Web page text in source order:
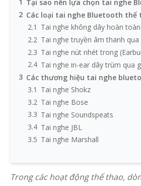
1 Tại sao nên lựa chọn tai nghe
2 Các loại tai nghe Bluetooth thể
2.1 Tai nghe không dây hoàn
2.2 Tai nghe truyền âm thanh
2.3 Tai nghe nút nhét trong
2.4 Tai nghe in-ear dây trùm qua
3 Các thương hiệu tai nghe
3.1 Tai nghe Shokz
3.2 Tai nghe Bose
3.3 Tai nghe Soundspeats
3.4 Tai nghe JBL
3.5 Tai nghe Marshall
3.7 Tai nghe Sony
3.8 Tai nghe Aukey
Trong các hoạt động thể thao,